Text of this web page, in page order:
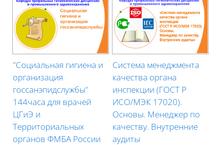
"Социальная гигиена и
организация
госсанэпидслужбы"
144часа для врачей
ЦГиЭ и
Территориальных
органов ФМБА России
Система менеджмента
качества органа
инспекции (ГОСТ Р
ИСО/МЭК 17020).
Основы. Менеджер по
качеству. Внутренние
аудиты